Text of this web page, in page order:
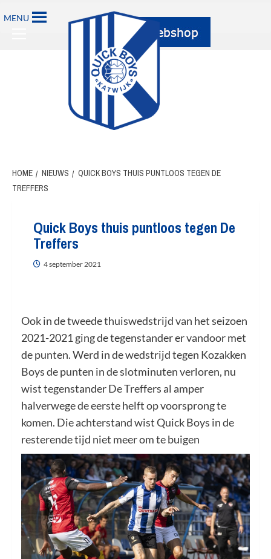
naar
MENU
Primary
HOME NIEUWS
QUICK BOYS THUIS PUNTLOOS TEGEN DE
TREFFERS
Quick Boys thuis puntloos tegen De
Treffers
4 september 2021
Ook in de tweede thuiswedstrijd van het seizoen
2021-2021 ging de tegenstander er vandoor met
de punten. Werd in de wedstrijd tegen Kozakken
Boys de punten in de slotminuten verloren, nu
wist tegenstander De Treffers al amper
halverwege de eerste helft op voorsprong te
komen. Die achterstand wist Quick Boys in de
resterende tijd niet meer om te buigen